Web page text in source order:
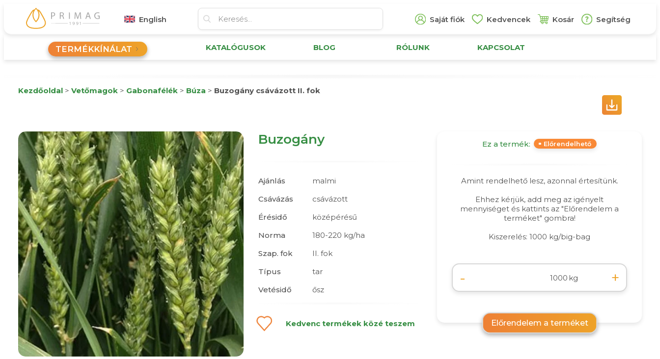
English Saját fiók Kedvencek Kosár Segítség
TERMÉKKÍNÁLAT KATALÓGUSOK BLOG RÓLUNK KAPCSOLAT
Kezdőoldal > Vetőmagok > Gabonafélék > Búza > Buzogány csávázott II. fok
Buzogány
Ajánlás
malmi
Csávázás
csávázott
Érésidő
középérésű
Norma
180-220 kg/ha
Szap. fok
II. fok
Típus
tar
Vetésidő
ősz
Kedvenc termékek közé teszem
Ez a termék: Előrendelhető
Amint rendelhető lesz, azonnal értesítünk.
Ehhez kérjük, add meg az igényelt
mennyiséget és kattints az "Előrendelem a
terméket" gombra!
Kiszerelés: 1000 kg/big-bag
- kg +
Előrendelem a terméket